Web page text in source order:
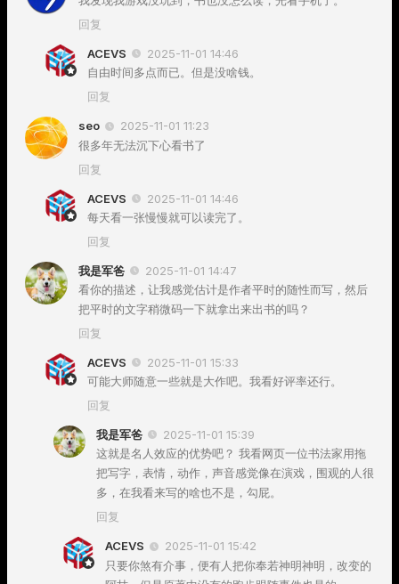
回复
ACEVS
2025-11-01 14:46
自由时间多点而已。但是没啥钱。
回复
seo
2025-11-01 11:23
很多年无法沉下心看书了
回复
ACEVS
2025-11-01 14:46
每天看一张慢慢就可以读完了。
回复
我是军爸
2025-11-01 14:47
看你的描述，让我感觉估计是作者平时的随性而写，然后
把平时的文字稍微码一下就拿出来出书的吗？
回复
ACEVS
2025-11-01 15:33
可能大师随意一些就是大作吧。我看好评率还行。
回复
我是军爸
2025-11-01 15:39
这就是名人效应的优势吧？ 我看网页一位书法家用拖
把写字，表情，动作，声音感觉像在演戏，围观的人很
多，在我看来写的啥也不是，勾屁。
回复
ACEVS
2025-11-01 15:42
只要你煞有介事，便有人把你奉若神明神明，改变的